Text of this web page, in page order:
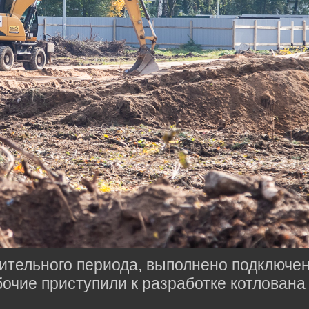
периода, выполнено
приступили к разработке котлована